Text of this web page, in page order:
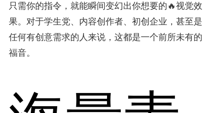
只需你的指令，就能瞬间变幻出你想要的🔥视觉效
果。对于学生党、内容创作者、初创企业，甚至是
任何有创意需求的人来说，这都是一个前所未有的
福音。